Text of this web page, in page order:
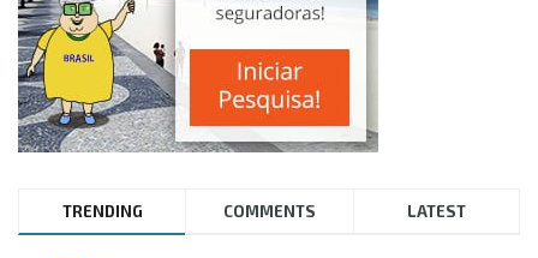
TRENDING COMMENTS LATEST